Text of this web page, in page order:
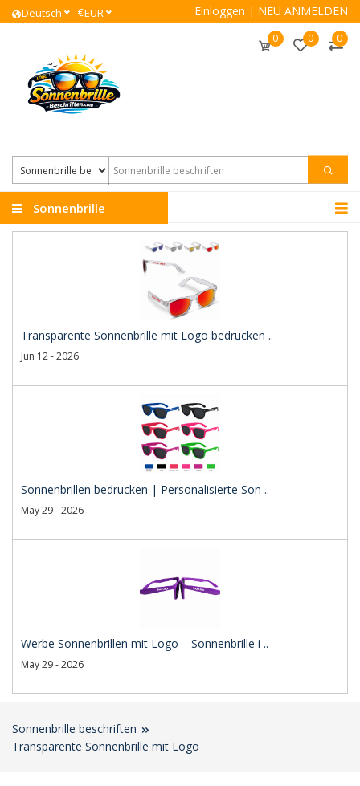
Deutsch €EUR Einloggen | NEU ANMELDEN
0 0 0
Sonnenbrille
Transparente Sonnenbrille mit Logo bedrucken ..
Jun 12 - 2026
Sonnenbrillen bedrucken | Personalisierte Son ..
May 29 - 2026
Werbe Sonnenbrillen mit Logo – Sonnenbrille i ..
May 29 - 2026
Sonnenbrille beschriften
Transparente Sonnenbrille mit Logo